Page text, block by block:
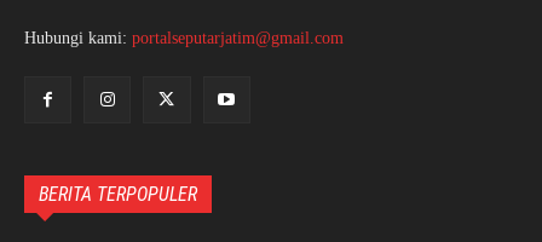
Hubungi kami: portalseputarjatim@gmail.com
BERITA TERPOPULER